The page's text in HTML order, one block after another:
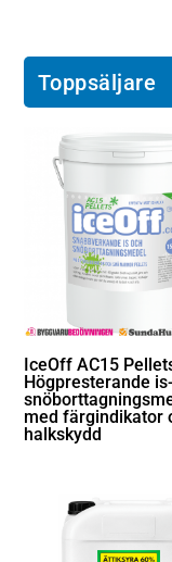
Toppsäljare
IceOff AC15
Högpresterande
med färgindikator
halkskydd